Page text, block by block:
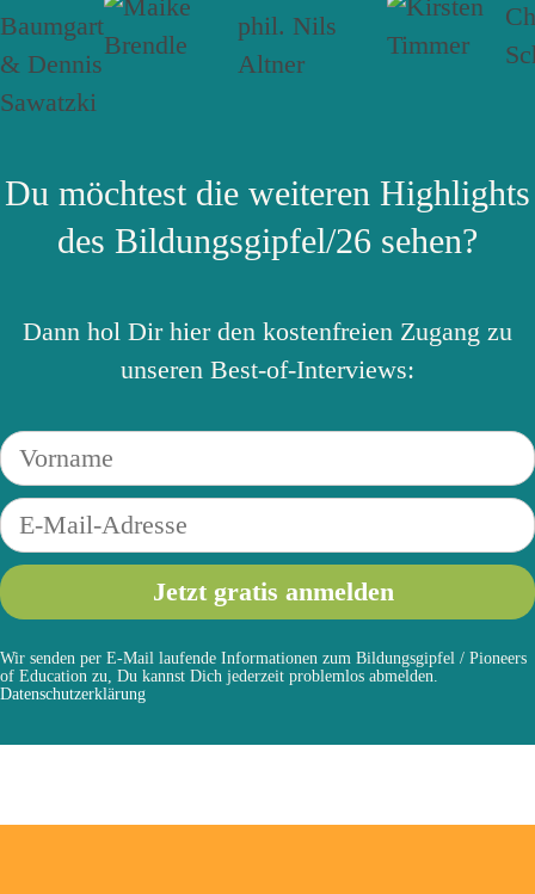
Du möchtest die weiteren Highlights
des Bildungsgipfel/26 sehen?
Dann hol Dir hier den kostenfreien Zugang zu
unseren Best-of-Interviews:
Wir senden per E-Mail laufende Informationen zum Bildungsgipfel / Pioneers
of Education zu, Du kannst Dich jederzeit problemlos abmelden.
Datenschutzerklärung